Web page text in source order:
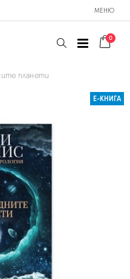
МЕНЮ
0
планети
Е-КНИГА